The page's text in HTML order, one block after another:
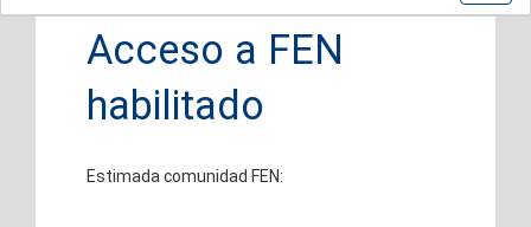
Acceso a FEN
habilitado
Estimada comunidad FEN: